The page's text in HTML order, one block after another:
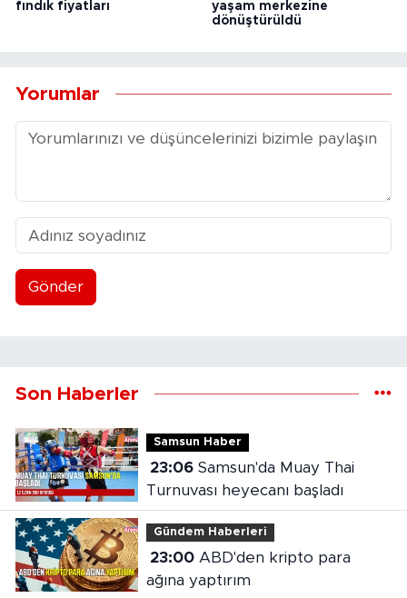
fındık fiyatları
yaşam merkezine
dönüştürüldü
Yorumlar
Gönder
Son Haberler
Samsun Haber
23:06Samsun'da Muay Thai
Turnuvası heyecanı başladı
Gündem Haberleri
23:00ABD'den kripto para
ağına yaptırım